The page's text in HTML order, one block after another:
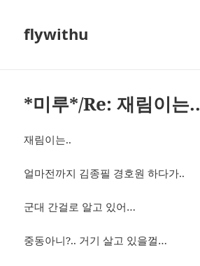
flywithu
*미루*/Re: 재림이는..
재림이는..
얼마전까지 김종필 경호원 하다가..
군대 간걸로 알고 있어…
중동아니?.. 거기 살고 있을껄…